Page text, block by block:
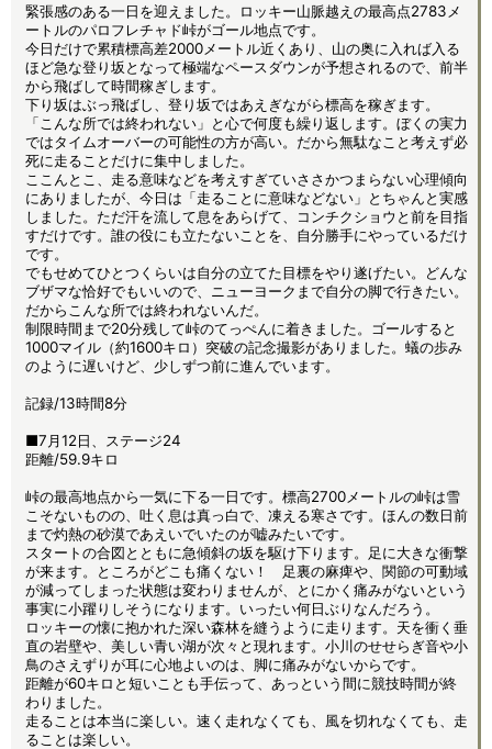
緊張感のある一日を迎えました。ロッキー山脈越えの最高点2783メ
ートルのパロフレチャド峠がゴール地点です。
今日だけで累積標高差2000メートル近くあり、山の奥に入れば入る
ほど急な登り坂となって極端なペースダウンが予想されるので、前半
から飛ばして時間稼ぎします。
下り坂はぶっ飛ばし、登り坂ではあえぎながら標高を稼ぎます。
「こんな所では終われない」と心で何度も繰り返します。ぼくの実力
ではタイムオーバーの可能性の方が高い。だから無駄なこと考えず必
死に走ることだけに集中しました。
ここんとこ、走る意味などを考えすぎていささかつまらない心理傾向
にありましたが、今日は「走ることに意味などない」とちゃんと実感
しました。ただ汗を流して息をあらげて、コンチクショウと前を目指
すだけです。誰の役にも立たないことを、自分勝手にやっているだけ
です。
でもせめてひとつくらいは自分の立てた目標をやり遂げたい。どんな
ブザマな恰好でもいいので、ニューヨークまで自分の脚で行きたい。
だからこんな所では終われないんだ。
制限時間まで20分残して峠のてっぺんに着きました。ゴールすると
1000マイル（約1600キロ）突破の記念撮影がありました。蟻の歩み
のように遅いけど、少しずつ前に進んでいます。
記録/13時間8分
■7月12日、ステージ24
距離/59.9キロ
峠の最高地点から一気に下る一日です。標高2700メートルの峠は雪
こそないものの、吐く息は真っ白で、凍える寒さです。ほんの数日前
まで灼熱の砂漠であえいでいたのが嘘みたいです。
スタートの合図とともに急傾斜の坂を駆け下ります。足に大きな衝撃
が来ます。ところがどこも痛くない！ 足裏の麻痺や、関節の可動域
が減ってしまった状態は変わりませんが、とにかく痛みがないという
事実に小躍りしそうになります。いったい何日ぶりなんだろう。
ロッキーの懐に抱かれた深い森林を縫うように走ります。天を衝く垂
直の岩壁や、美しい青い湖が次々と現れます。小川のせせらぎ音や小
鳥のさえずりが耳に心地よいのは、脚に痛みがないからです。
距離が60キロと短いことも手伝って、あっという間に競技時間が終
わりました。
走ることは本当に楽しい。速く走れなくても、風を切れなくても、走
ることは楽しい。